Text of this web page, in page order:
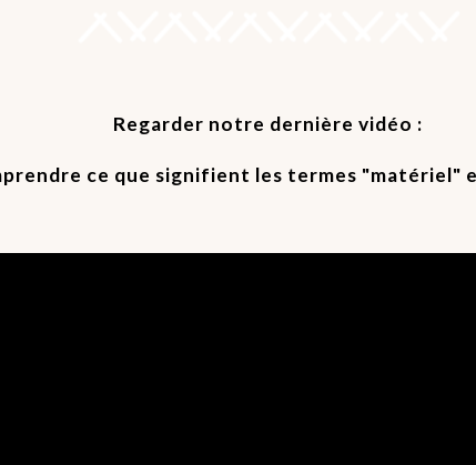
Regarder notre dernière vidéo :
ce que signifient les termes "matériel"